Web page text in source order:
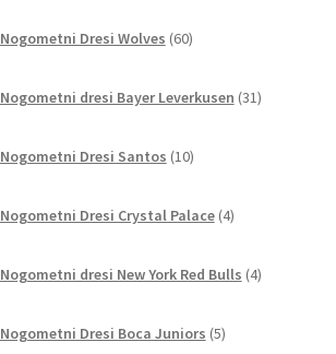
Nogometni Dresi Wolves 60izdelkov
Nogometni dresi Bayer Leverkusen 31izdelkov
Nogometni Dresi Santos 10izdelkov
Nogometni Dresi Crystal Palace 4izdelki
Nogometni dresi New York Red Bulls 4izdelki
Nogometni Dresi Boca Juniors 5izdelkov